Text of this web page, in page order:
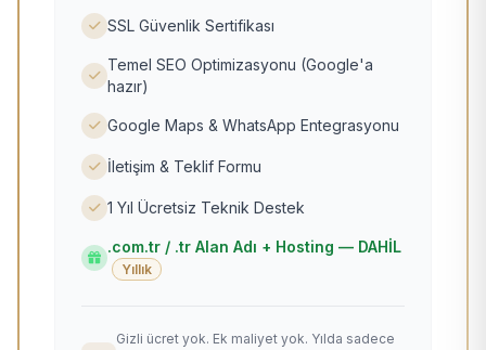
SSL Güvenlik Sertifikası
Temel SEO Optimizasyonu (Google'a
hazır)
Google Maps & WhatsApp Entegrasyonu
İletişim & Teklif Formu
1 Yıl Ücretsiz Teknik Destek
.com.tr / .tr Alan Adı + Hosting — DAHİL
Yıllık
Gizli ücret yok. Ek maliyet yok. Yılda sadece